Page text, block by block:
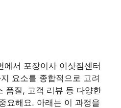
에서 포장이사 이삿짐센터
요소를 종합적으로 고려
품질, 고객 리뷰 등 다양한
요해요. 아래는 이 과정을